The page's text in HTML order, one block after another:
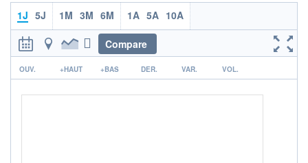
17h40
365
OUVERTURE
376,390
CLÔTURE VEILLE
374,480
+ HAUT + BAS
1J 5J 1M 3M 6M 1A 5A 10A
Compare
r
OUV. +HAUT +BAS DER. VAR. VOL.